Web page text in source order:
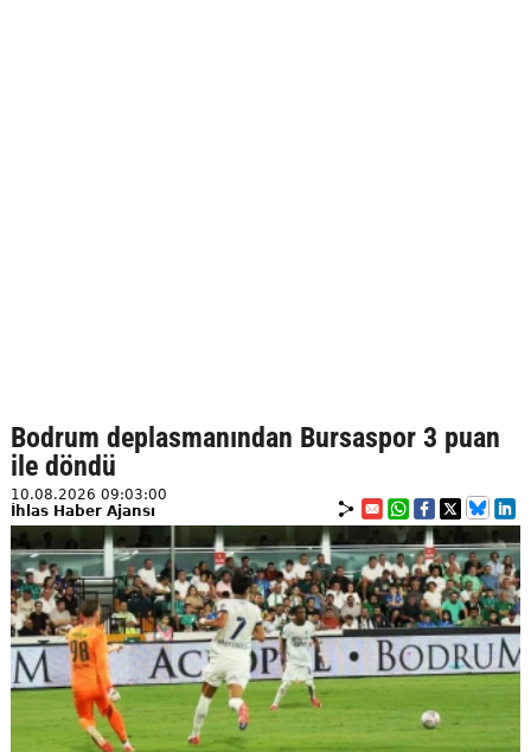
Bodrum deplasmanından Bursaspor 3 puan
ile döndü
10.08.2026 09:03:00
İhlas Haber Ajansı